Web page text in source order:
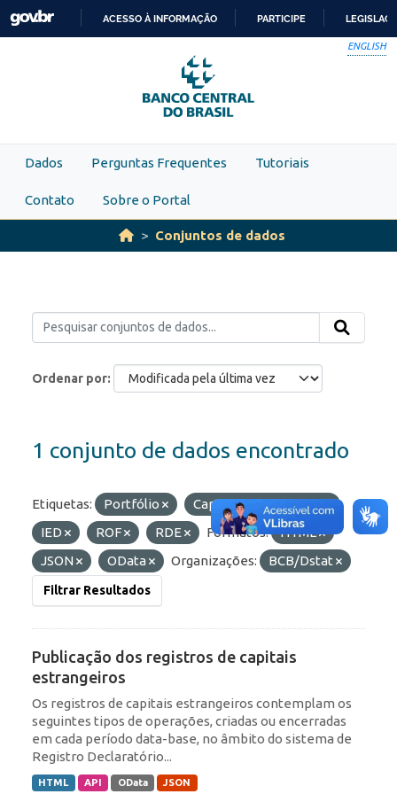
Skip to main content
PARA
O
CONTEÚDO
ACESSO À INFORMAÇÃO PARTICIPE
ENGLISH
Dados Perguntas Frequentes Tutoriais
Contato Sobre o Portal
Conjuntos de dados
Ordenar por
1 conjunto de dados encontrado
Etiquetas: Portfólio
Capitais Estrangeiros
IED
ROF RDE Formatos:
HTML
JSON
OData Organizações: BCB/Dstat
Filtrar Resultados
Publicação dos registros de capitais
estrangeiros
Os registros de capitais estrangeiros contemplam os
seguintes tipos de operações, criadas ou encerradas
em cada período data-base, no âmbito do sistema de
Registro Declaratório...
HTML API OData JSON